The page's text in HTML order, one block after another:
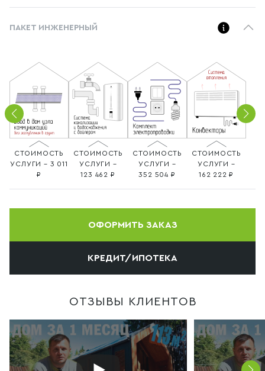
ПАКЕТ ИНЖЕНЕРНЫЙ
СТОИМОСТЬ
УСЛУГИ – 3 011
СТОИМОСТЬ
УСЛУГИ –
123 462
СТОИМОСТЬ
УСЛУГИ –
352 504
СТОИМОСТЬ
УСЛУГИ –
162 222
ОФОРМИТЬ ЗАКАЗ
КРЕДИТ/ИПОТЕКА
ОТЗЫВЫ КЛИЕНТОВ